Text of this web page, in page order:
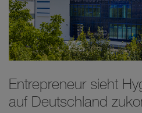
Entrepreneur sieht
auf Deutschland